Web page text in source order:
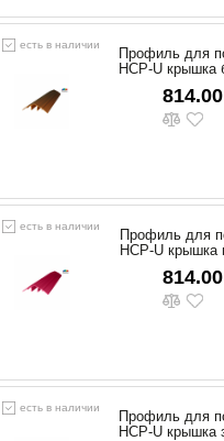
есть в наличии
Профиль для
HCP-U крышка
814.00
есть в наличии
Профиль для
HCP-U крышка
814.00
есть в наличии
Профиль для
HCP-U крышка